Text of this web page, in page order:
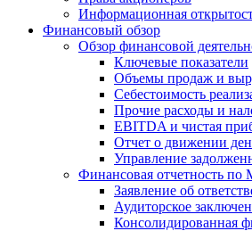
Информационная
Финансовый обзор
Обзор финансовой
Ключевые показатели
Объемы продаж и
Себестоимость
Прочие расходы и
EBITDA и чистая
Отчет о движении
Управление
Финансовая отчетность
Заявление об
Аудиторское
Консолидированная